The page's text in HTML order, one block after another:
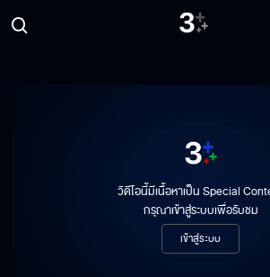
วิดีโอนี้มีเนื้อหาเป็น Special
กรุณาเข้าสู่ระบบเพื่อรับชม
เข้าสู่ระบบ